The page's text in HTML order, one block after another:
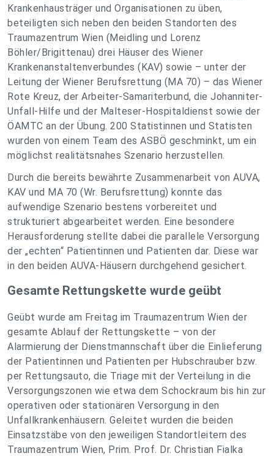
Krankenhausträger und Organisationen zu üben,
beteiligten sich neben den beiden Standorten des
Traumazentrum Wien (Meidling und Lorenz
Böhler/Brigittenau) drei Häuser des Wiener
Krankenanstaltenverbundes (KAV) sowie – unter der
Leitung der Wiener Berufsrettung (MA 70) – das Wiener
Rote Kreuz, der Arbeiter-Samariterbund, die Johanniter-
Unfall-Hilfe und der Malteser-Hospitaldienst sowie der
ÖAMTC an der Übung. 200 Statistinnen und Statisten
wurden von einem Team des ASBÖ geschminkt, um ein
möglichst realitätsnahes Szenario herzustellen.
Durch die bereits bewährte Zusammenarbeit von AUVA,
KAV und MA 70 (Wr. Berufsrettung) konnte das
aufwendige Szenario bestens vorbereitet und
strukturiert abgearbeitet werden. Eine besondere
Herausforderung stellte dabei die parallele Versorgung
der „echten“ Patientinnen und Patienten dar. Diese war
in den beiden AUVA-Häusern durchgehend gesichert.
Gesamte Rettungskette wurde geübt
Geübt wurde am Freitag im Traumazentrum Wien der
gesamte Ablauf der Rettungskette – von der
Alarmierung der Dienstmannschaft über die Einlieferung
der Patientinnen und Patienten per Hubschrauber bzw.
per Rettungsauto, die Triage mit der Verteilung in die
Versorgungszonen wie etwa dem Schockraum bis hin zur
operativen oder stationären Versorgung in den
Unfallkrankenhäusern. Geleitet wurden die beiden
Einsatzstäbe von den jeweiligen Standortleitern des
Traumazentrum Wien, Prim. Prof. Dr. Christian Fialka